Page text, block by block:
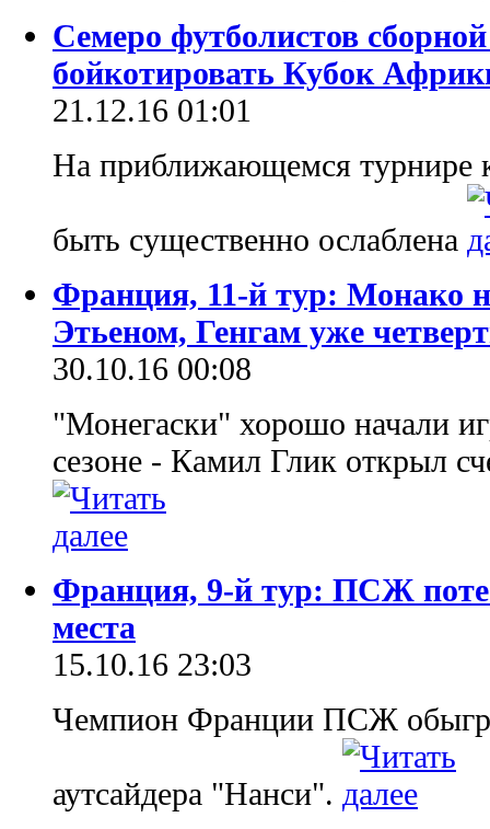
Семеро футболистов
бойкотировать Кубок
21.12.16 01:01
На приближающемся турнире
быть существенно ослаблена
Франция, 11-й тур: Монако
Этьеном, Генгам уже
30.10.16 00:08
"Монегаски" хорошо начали
сезоне - Камил Глик открыл
Франция, 9-й тур: ПСЖ
места
15.10.16 23:03
Чемпион Франции ПСЖ
аутсайдера "Нанси".